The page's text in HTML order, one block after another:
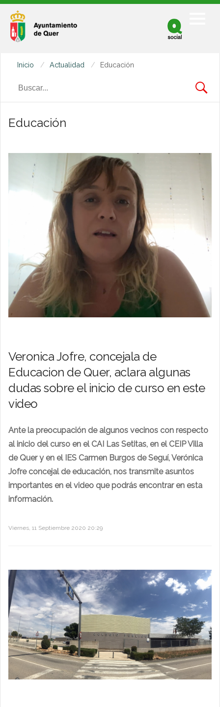
Inicio Actualidad Educación
Educación
Veronica Jofre, concejala de
Educacion de Quer, aclara algunas
dudas sobre el inicio de curso en este
video
Ante la preocupación de algunos vecinos con respecto
al inicio del curso en el CAI Las Setitas, en el CEIP Villa
de Quer y en el IES Carmen Burgos de Seguí, Verónica
Jofre concejal de educación, nos transmite asuntos
importantes en el video que podrás encontrar en esta
información.
Viernes, 11 Septiembre 2020 20:29